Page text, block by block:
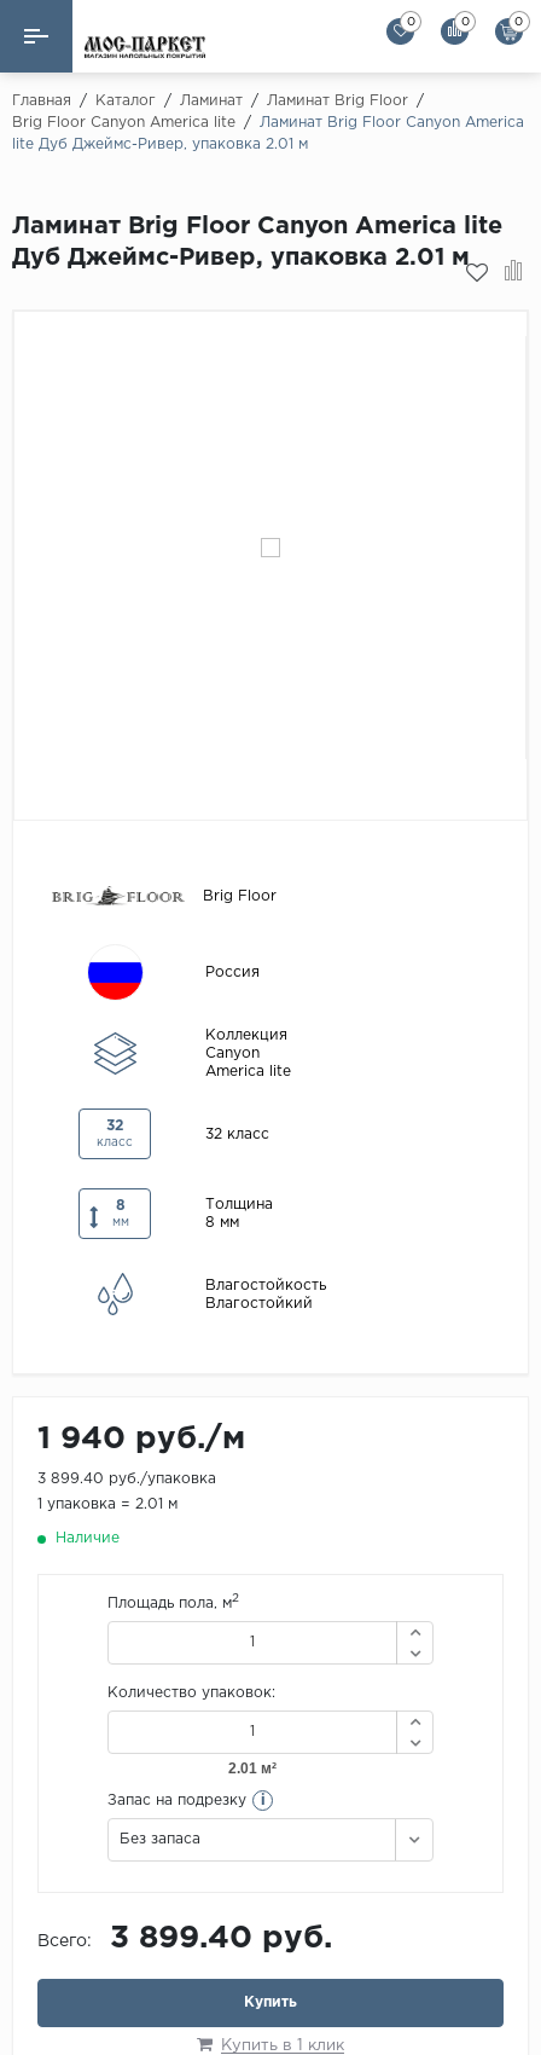
Назад
Ламинат
Назад
Alloc
Alpine Floor
Паркетная доска
0 0 0
Главная / Каталог / Ламинат / Ламинат Brig Floor
/
Brig Floor Canyon America lite
/
Ламинат Brig Floor Canyon America
lite Дуб Джеймс-Ривер, упаковка 2.01 м
Ламинат Brig Floor Canyon America lite
Дуб Джеймс-Ривер, упаковка 2.01 м
Brig Floor
Россия
Коллекция
Canyon
America lite
32
класс
32 класс
8
мм
Толщина
8 мм
Влагостойкость
Влагостойкий
1 940 руб./м
3 899.40 руб./упаковка
1 упаковка = 2.01 м
Наличие
Площадь пола, м2
Количество упаковок:
Запас на подрезку i
Без запаса
Всего: 3 899.40 руб.
Купить
Купить в 1 клик